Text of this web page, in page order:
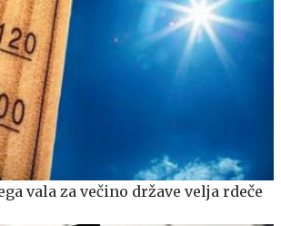
vala za večino države velja rdeče